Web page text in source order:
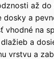
až
dosky a
vhodné na
a
vrstvu a